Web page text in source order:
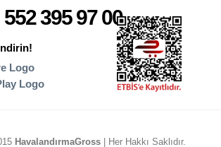
552 395 97 00
HavalandırmaGross | Her Hakkı Saklıdır.